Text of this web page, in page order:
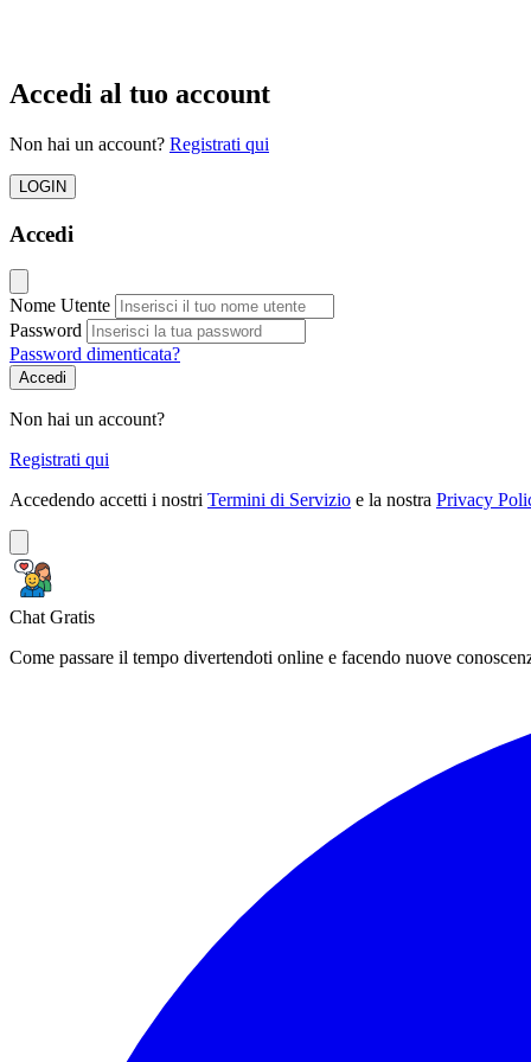
Accedi al tuo account
Non hai un account? Registrati qui
LOGIN
Accedi
Nome Utente
Password
Password dimenticata?
Accedi
Non hai un account?
Registrati qui
Accedendo accetti i nostri Termini di Servizio e la nostra Privacy
Chat Gratis
Come passare il tempo divertendoti online e facendo nuove